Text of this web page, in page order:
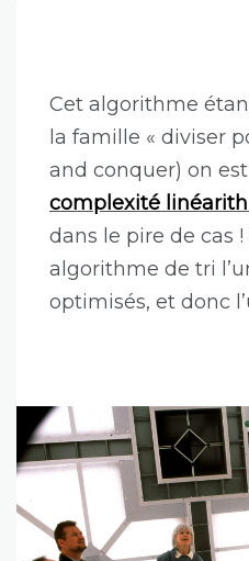
Cet algorithme
la famille « diviser
and conquer) on
complexité
dans le pire de cas
algorithme de tri
optimisés, et donc